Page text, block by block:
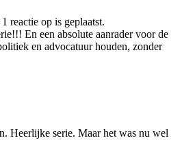
reactie op is geplaatst.
En een absolute aanrader voor de
en advocatuur houden, zonder
Heerlijke serie. Maar het was nu wel